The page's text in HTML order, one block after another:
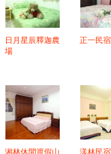
日月星辰釋迦農
場
正一民宿
湘林休閒渡假山
漾林民宿